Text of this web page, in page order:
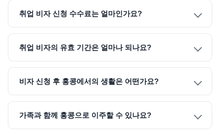
취업 비자 신청 수수료는 얼마인가요?
취업 비자의 유효 기간은 얼마나 되나요?
비자 신청 후 홍콩에서의 생활은 어떤가요?
가족과 함께 홍콩으로 이주할 수 있나요?